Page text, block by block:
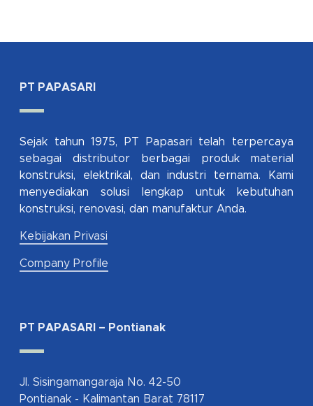
PT PAPASARI
Sejak tahun 1975, PT Papasari telah terpercaya
sebagai distributor berbagai produk material
konstruksi, elektrikal, dan industri ternama. Kami
menyediakan solusi lengkap untuk kebutuhan
konstruksi, renovasi, dan manufaktur Anda.
Kebijakan Privasi
Company Profile
PT PAPASARI – Pontianak
Jl. Sisingamangaraja No. 42-50
Pontianak - Kalimantan Barat 78117